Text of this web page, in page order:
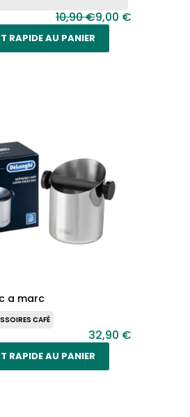
10,90 €9,00 €
RAPIDE AU PANIER
a marc
CAFÉ
32,90 €
RAPIDE AU PANIER